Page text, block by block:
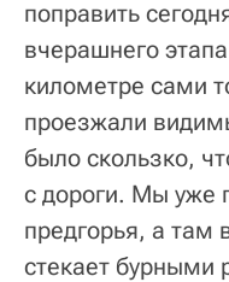
поправить
вчерашнего
километре сами
проезжали
было скользко,
с дороги. Мы уже
предгорья, а там
стекает бурными